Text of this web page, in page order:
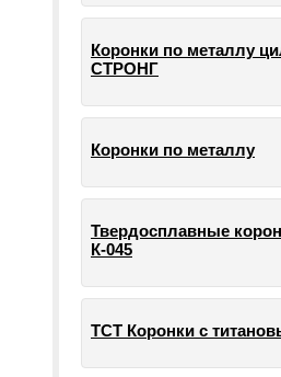
Коронки по металлу
СТРОНГ
Коронки по металлу
Твердосплавные
К-045
ТСТ Коронки с